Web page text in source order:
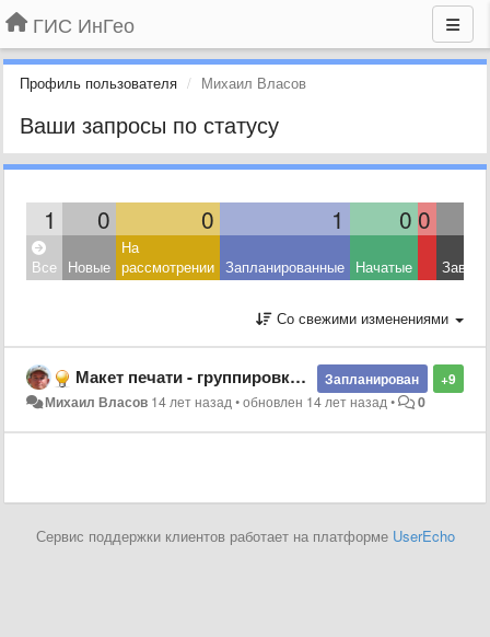
ГИС ИнГео
Профиль пользователя Михаил Власов
Ваши запросы по статусу
1 0 0 1 0 0
Все Новые
На
рассмотрении Запланированные Начатые
Со свежими изменениями
+9
Запланирован
Макет печати - группировка объектов
Михаил Власов 14 лет назад•обновлен 14 лет назад• 0
Сервис поддержки клиентов работает на платформе UserEcho